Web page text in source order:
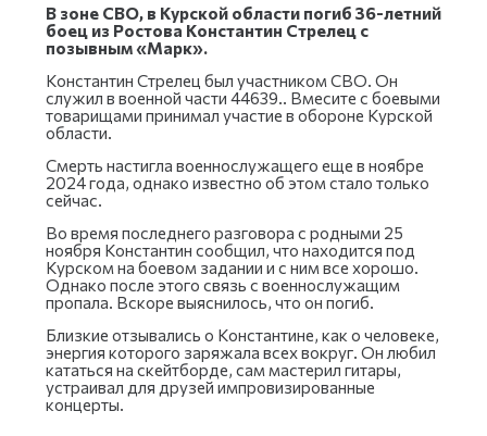
В зоне СВО, в Курской области погиб 36-летний
боец из Ростова Константин Стрелец с
позывным «Марк».
Константин Стрелец был участником СВО. Он
служил в военной части 44639.. Вмесите с боевыми
товарищами принимал участие в обороне Курской
области.
Смерть настигла военнослужащего еще в ноябре
2024 года, однако известно об этом стало только
сейчас.
Во время последнего разговора с родными 25
ноября Константин сообщил, что находится под
Курском на боевом задании и с ним все хорошо.
Однако после этого связь с военнослужащим
пропала. Вскоре выяснилось, что он погиб.
Близкие отзывались о Константине, как о человеке,
энергия которого заряжала всех вокруг. Он любил
кататься на скейтборде, сам мастерил гитары,
устраивал для друзей импровизированные
концерты.